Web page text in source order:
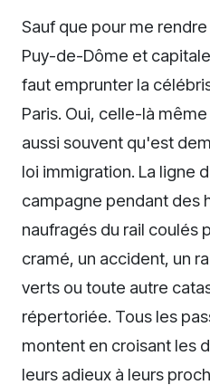
Sauf que pour me
Puy-de-Dôme et
faut emprunter la
Paris. Oui, celle-là
aussi souvent qu'est
loi immigration. La ligne
campagne pendant des
naufragés du rail coulés
cramé, un accident, un
verts ou toute autre
répertoriée. Tous les
montent en croisant les
leurs adieux à leurs